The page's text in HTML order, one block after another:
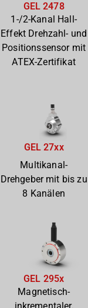
GEL 2478
1-/2-Kanal Hall-
Effekt Drehzahl- und
Positionssensor mit
ATEX-Zertifikat
GEL 27xx
Multikanal-
Drehgeber mit bis zu
8 Kanälen
GEL 295x
Magnetisch-